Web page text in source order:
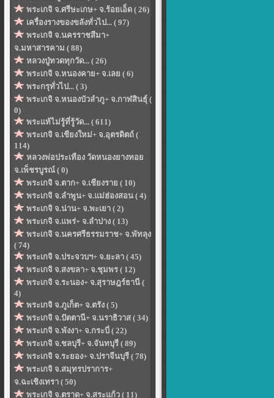
พระเกจิ จ.ศรีษะเกษ+ จ.ร้อยเอ็ด ( 26)
เครื่องรางของขลังทั่วไป... ( 97)
พระเกจิ จ.นครราชสีมา+
จ.มหาสารคาม ( 88)
หลวงปู่ทวดทุกวัด... ( 26)
พระเกจิ จ.หนองคาย+ จ.เลย ( 6)
พระกรุทั่วไป... ( 3)
พระเกจิ จ.หนองบัวลำภู+ จ.กาฬสินธุ์ (
0)
พระแท้ไม่รู้ที่รู้วัด... ( 611)
พระเกจิ จ.เชียงใหม่+ จ.อุตรดิตถ์ (
114)
หลวงพ่อประเทือง วัดหนองยางทอย
จ.เพ็ชรบูรณ์ ( 0)
พระเกจิ จ.ตาก+ จ.เชียงราย ( 10)
พระเกจิ จ.ลำพูน+ จ.แม่ฮ่องสอน ( 4)
พระเกจิ จ.น่าน+ จ.พะเยา ( 2)
พระเกจิ จ.แพร่+ จ.ลำปาง ( 13)
พระเกจิ จ.นครศรีธรรมราช+ จ.พัทลุง
( 74)
พระเกจิ จ.ประจวบฯ+ จ.ยะลา ( 45)
พระเกจิ จ.สงขลา+ จ.ชุมพร ( 12)
พระเกจิ จ.ระนอง+ จ.สุราษฎร์ธานี (
4)
พระเกจิ จ.ภูเก็ต+ จ.ตรัง ( 5)
พระเกจิ จ.ปัตตานี+ จ.นราธิวาส ( 34)
พระเกจิ จ.พังงา+ จ.กระบี่ ( 22)
พระเกจิ จ.ชลบุรี+ จ.จันทบุรี ( 89)
พระเกจิ จ.ระยอง+ จ.ปราจีนบุรี ( 78)
พระเกจิ จ.สมุทรปราการ+
จ.ฉะเชิงเทรา ( 50)
พระเกจิ จ.ตราด+ จ.สระแก้ว ( 11)